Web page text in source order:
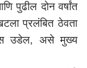
पुढील दोन वर्षांत
प्रलंबित ठेवता
उडेल, असे मुख्य